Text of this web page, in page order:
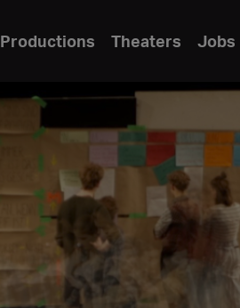
Productions Theaters Jobs